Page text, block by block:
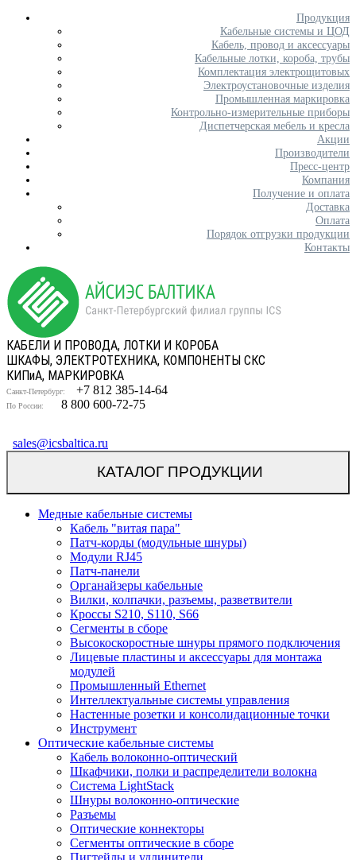
Продукция
Кабельные системы и ЦОД
Кабель, провод и аксессуары
Кабельные лотки, короба, трубы
Комплектация электрощитовых
Электроустановочные изделия
Промышленная маркировка
Контрольно-измерительные приборы
Диспетчерская мебель и кресла
Акции
Производители
Пресс-центр
Компания
Получение и оплата
Доставка
Оплата
Порядок отгрузки продукции
Контакты
КАБЕЛИ И ПРОВОДА, ЛОТКИ И КОРОБА
ШКАФЫ, ЭЛЕКТРОТЕХНИКА, КОМПОНЕНТЫ СКС
КИПиА, МАРКИРОВКА
Санкт-Петербург: +7 812 385-14-64
По России: 8 800 600-72-75
sales@icsbaltica.ru
КАТАЛОГ ПРОДУКЦИИ
Медные кабельные системы
Кабель "витая пара"
Патч-корды (модульные шнуры)
Модули RJ45
Патч-панели
Органайзеры кабельные
Вилки, колпачки, разъемы, разветвители
Кроссы S210, S110, S66
Сегменты в сборе
Высокоскоростные шнуры прямого подключения
Лицевые пластины и аксессуары для монтажа
модулей
Промышленный Ethernet
Интеллектуальные системы управления
Настенные розетки и консолидационные точки
Инструмент
Оптические кабельные системы
Кабель волоконно-оптический
Шкафчики, полки и распределители волокна
Система LightStack
Шнуры волоконно-оптические
Разъемы
Оптические коннекторы
Сегменты оптические в сборе
Пигтейлы и удлинители